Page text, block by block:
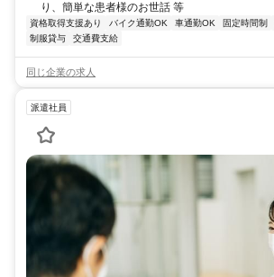
り、簡単な患者様のお世話 等
資格取得支援あり バイク通勤OK 車通勤OK 固定時間制
制服貸与
交通費支給
同じ企業の求人
派遣社員